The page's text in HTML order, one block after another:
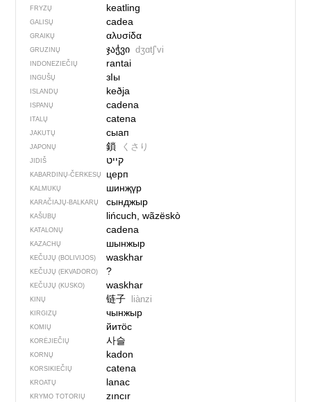
FRYZŲ keatling
GALISŲ cadea
GRAIKŲ αλυσίδα
GRUZINŲ ჯაჭვი dʒɑtʃʼvi
INDONEZIEČIŲ rantai
INGUŠŲ зIы
ISLANDŲ keðja
ISPANŲ cadena
ITALŲ catena
JAKUTŲ сыап
JAPONŲ 鎖 くさり
JIDIŠ
KABARDINŲ-ČERKESŲ церп
KALMUKŲ шинҗүр
KARAČIAJŲ-BALKARŲ сынджыр
KAŠUBŲ lińcuch, wãzëskò
KATALONŲ cadena
KAZACHŲ шынжыр
KEČUJŲ (BOLIVIJOS) waskhar
KEČUJŲ (EKVADORO) ?
KEČUJŲ (KUSKO) waskhar
KINŲ 链子 liànzi
KIRGIZŲ чынжыр
KOMIŲ йитӧс
KORĖJIEČIŲ 사슬
KORNŲ kadon
KORSIKIEČIŲ catena
KROATŲ lanac
KRYMO TOTORIŲ zıncır